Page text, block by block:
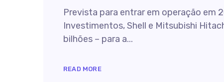
Prevista para entrar em operação em
Investimentos, Shell e Mitsubishi
bilhões – para a...
READ MORE